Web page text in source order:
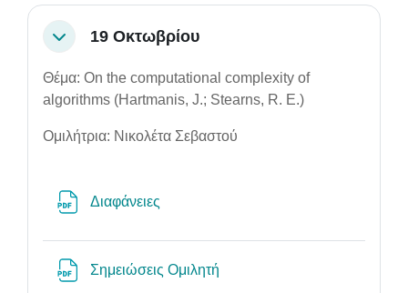
Σύμπτυξη19 Οκτωβρίου
Θέμα: On the computational complexity of
algorithms (Hartmanis, J.; Stearns, R. E.)
Ομιλήτρια: Νικολέτα Σεβαστού
Διαφάνειες
Σημειώσεις Ομιλητή